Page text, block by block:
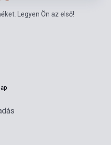
Legyen Ön az első!